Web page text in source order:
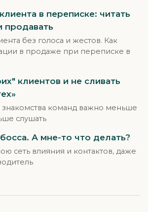
в переписке: читать
продавать
без голоса и жестов. Как
в продаже при переписке в
клиентов и не сливать
знакомства команд важно меньше
слушать
А мне-то что делать?
сеть влияния и контактов, даже